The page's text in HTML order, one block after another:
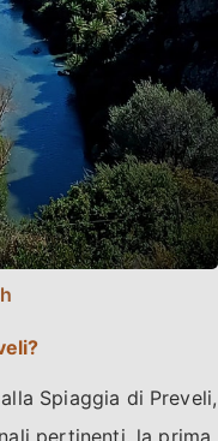
Spiaggia di Preveli,
pertinenti, la prima